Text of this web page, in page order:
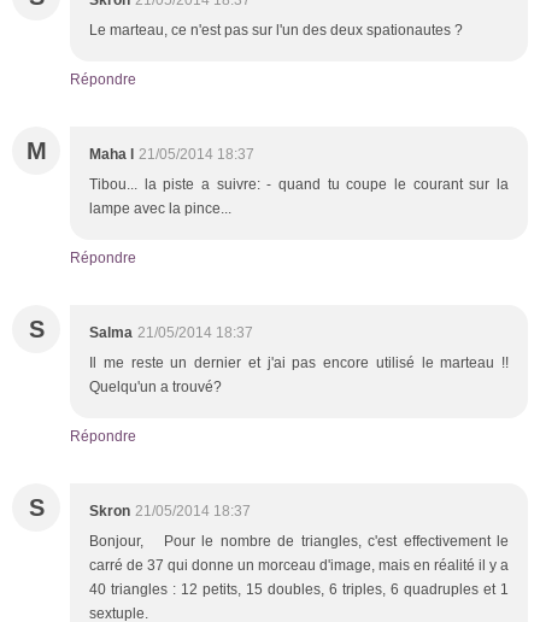
Le marteau, ce n'est pas sur l'un des deux spationautes ?
Répondre
M Maha l 21/05/2014 18:37
Tibou... la piste a suivre: - quand tu coupe le courant sur la
lampe avec la pince...
Répondre
S Salma 21/05/2014 18:37
Il me reste un dernier et j'ai pas encore utilisé le marteau !!
Quelqu'un a trouvé?
Répondre
S Skron 21/05/2014 18:37
Bonjour, Pour le nombre de triangles, c'est effectivement le
carré de 37 qui donne un morceau d'image, mais en réalité il y a
40 triangles : 12 petits, 15 doubles, 6 triples, 6 quadruples et 1
sextuple.